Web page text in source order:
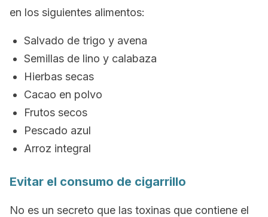
en los siguientes alimentos:
Salvado de trigo y avena
Semillas de lino y calabaza
Hierbas secas
Cacao en polvo
Frutos secos
Pescado azul
Arroz integral
Evitar el consumo de cigarrillo
No es un secreto que las toxinas que contiene el